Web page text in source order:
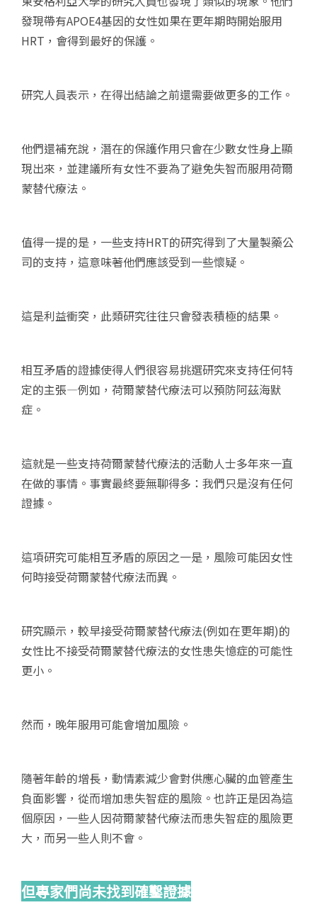
發現帶有APOE4基因的女性如果在更年期時開始服用
HRT，會得到最好的保護。
研究人員表示，在得出結論之前還需要做更多的工作。
他們還補充說，潛在的保護作用只會在少數女性身上顯
現出來，並建議所有女性不要為了避免失智而服用荷爾
蒙替代療法。
值得一提的是，一些支持HRT的研究得到了大量製藥公
司的支持，這意味著他們應該受到一些懷疑。
這是利益衝突，此類研究往往只會發表積極的結果。
相互矛盾的證據使得人們很容易挑選研究來支持​​任何特
定的主張—例如，荷爾蒙替代療法可以預防阿茲海默
症。
這就是一些支持荷爾蒙替代療法的活動人士多年來一直
在做的事情。事實最終要無聊得多：我們只是沒有任何
證據。
這項研究可能相互矛盾的原因之一是，風險可能因女性
何時接受荷爾蒙替代療法而異。
研究顯示，較早接受荷爾蒙替代療法(例如在更年期)的
女性比不接受荷爾蒙替代療法的女性患失憶症的可能性
更小。
然而，晚年服用可能會增加風險。
隨著年齡的增長，動情素減少會對供應心臟的血管產生
負面影響，從而增加患失智症的風險。也許正是因為這
個原因，一些人因荷爾蒙替代療法而患失智症的風險更
大，而另一些人則不會。
但專家們尚未找到確鑿證據